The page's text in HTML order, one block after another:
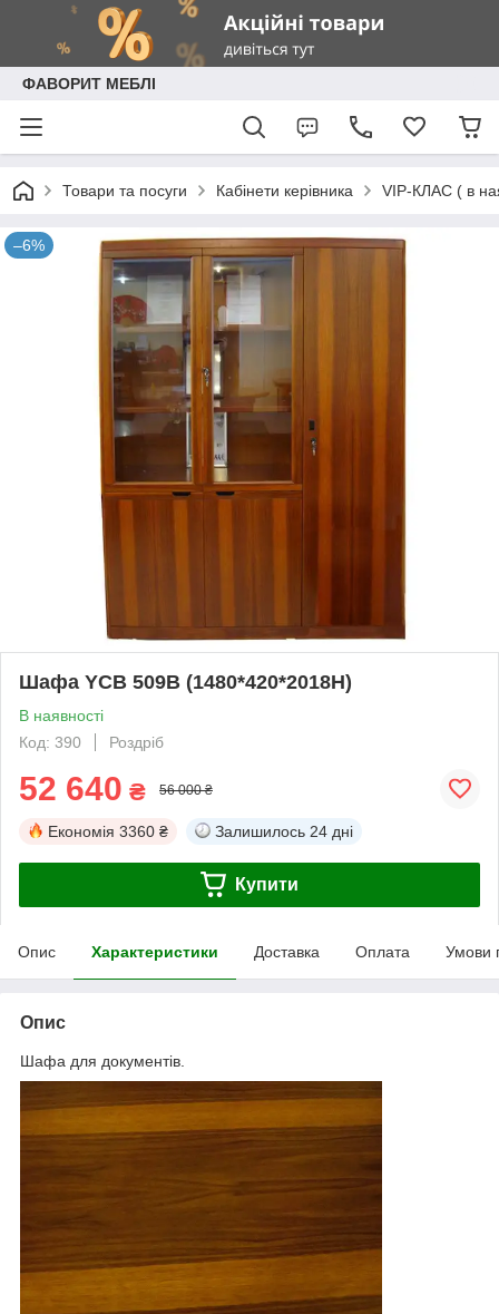
ФАВОРИТ МЕБЛІ
Товари та посуги Кабінети керівника VIP-КЛАС ( в
–6%
Шафа YСВ 509В (1480*420*2018H)
В наявності
Код: 390
Роздріб
52 640 ₴ 56 000 ₴
Економія 3360 ₴ Залишилось 24 дні
Купити
Опис Характеристики Доставка Оплата Умови
Опис
Шафа для документів.